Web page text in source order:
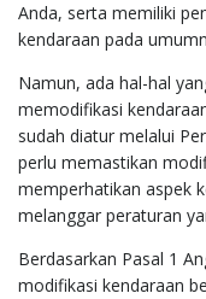
Anda, serta memiliki
kendaraan pada
Namun, ada hal-hal
memodifikasi
sudah diatur melalui
perlu memastikan
memperhatikan aspek
melanggar peraturan
Berdasarkan Pasal 1
modifikasi kendaraan